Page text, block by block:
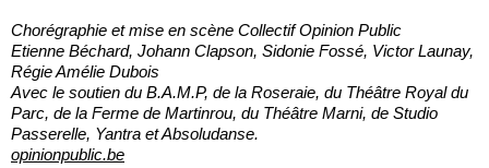
Chorégraphie et mise en scène Collectif Opinion Public
Etienne Béchard, Johann Clapson, Sidonie Fossé, Victor Launay,
Régie Amélie Dubois
Avec le soutien du B.A.M.P, de la Roseraie, du Théâtre Royal du
Parc, de la Ferme de Martinrou, du Théâtre Marni, de Studio
Passerelle, Yantra et Absoludanse.
opinionpublic.be